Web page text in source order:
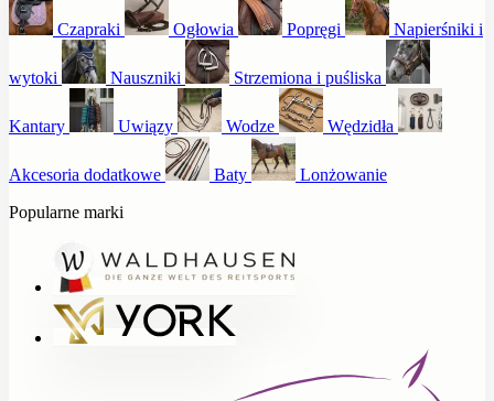
Czapraki Ogłowia Popręgi Napierśniki i
wytoki Nauszniki Strzemiona i puśliska
Kantary Uwiązy Wodze Wędzidła
Akcesoria dodatkowe Baty
Lonżowanie
Popularne marki